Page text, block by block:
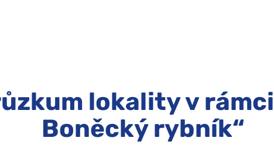
lokality v
Boněcký rybník“